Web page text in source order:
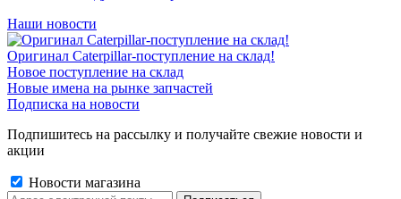
Наши новости
Оригинал Caterpillar-поступление на склад!
Новое поступление на склад
Новые имена на рынке запчастей
Подписка на новости
Подпишитесь на рассылку и получайте свежие новости и
акции
Новости магазина